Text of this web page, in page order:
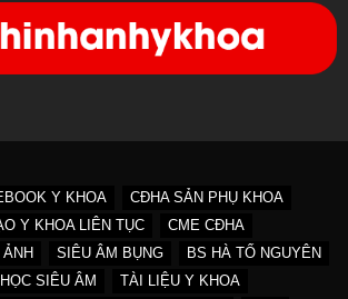
Y KHOA
CĐHA SẢN PHỤ KHOA
Y KHOA LIÊN TỤC
CME CĐHA
SIÊU ÂM BỤNG
BS HÀ TỐ NGUYÊN
SIÊU ÂM
TÀI LIỆU Y KHOA